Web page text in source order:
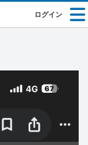
ログイン